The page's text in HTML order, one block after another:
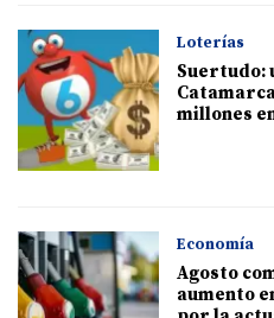
Loterías
Suertudo:
millones
Economía
Agosto
aumento